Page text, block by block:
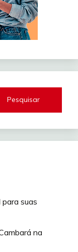
Pesquisar
suas
na